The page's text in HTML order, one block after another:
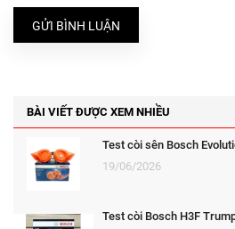
GỬI BÌNH LUẬN
BÀI VIẾT ĐƯỢC XEM NHIỀU
Test còi sên Bosch
19/06/2026
Test còi Bosch H3F